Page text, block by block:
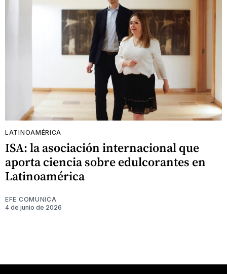
LATINOAMÉRICA
ISA: la asociación internacional que
aporta ciencia sobre edulcorantes en
Latinoamérica
EFE COMUNICA
4 de junio de 2026